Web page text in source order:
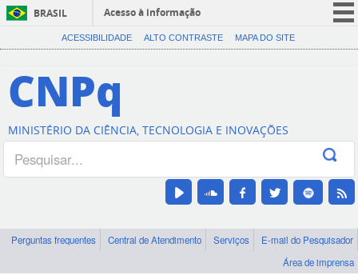
BRASIL
Acesso à informação
CORONAVÍRUS (COVID-19)
Canais
ACESSIBILIDADE ALTO CONTRASTE MAPA DO SITE
CNPq
MINISTÉRIO DA CIÊNCIA, TECNOLOGIA E INOVAÇÕES
Perguntas frequentes Central de Atendimento Serviços
E-mail do Pesquisador
Área de imprensa